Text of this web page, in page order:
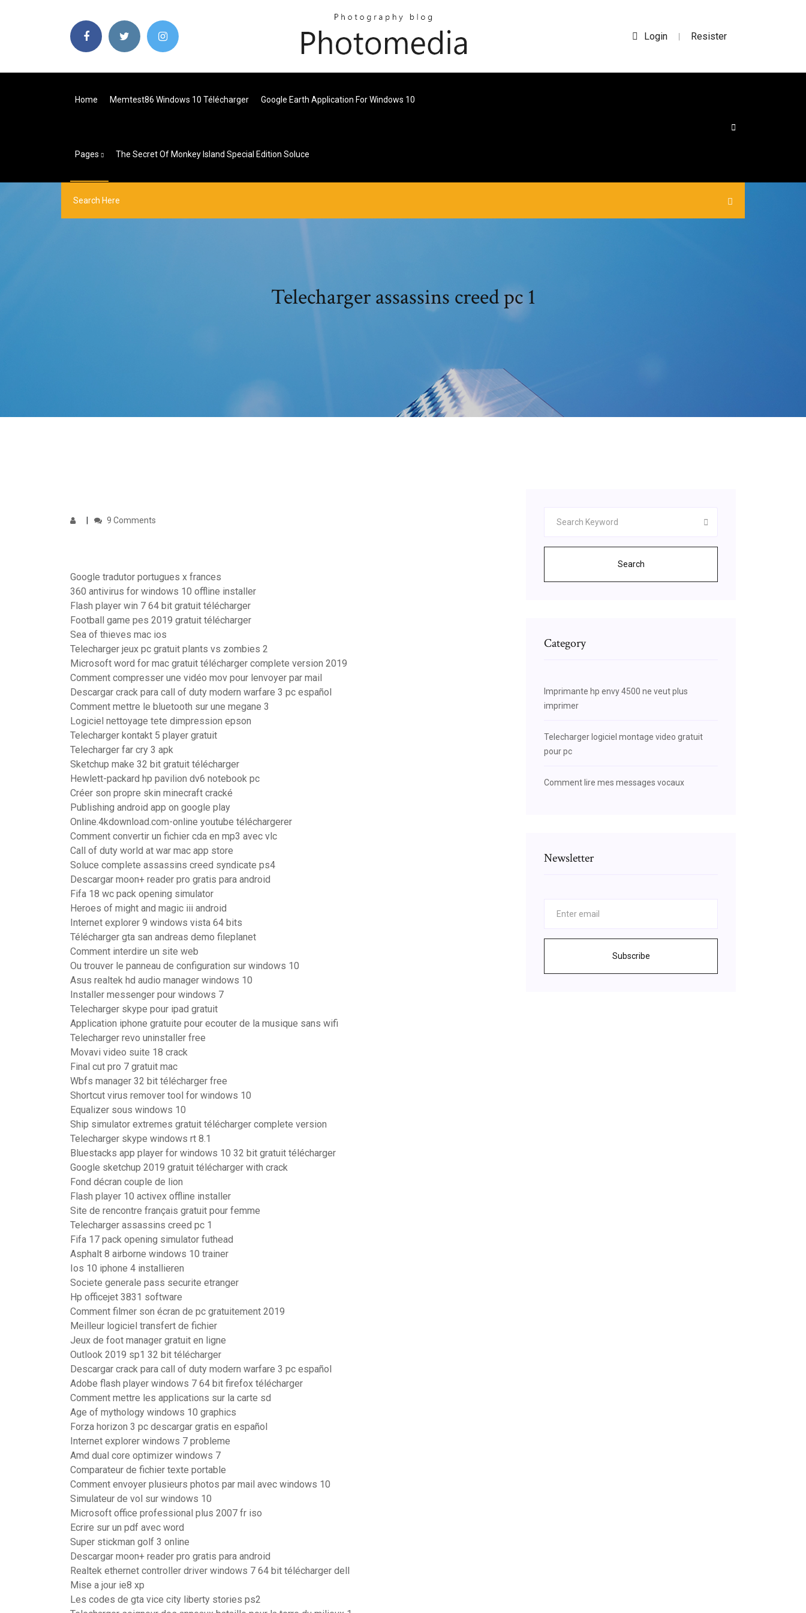
Login | Resister
Home Memtest86 Windows 10 Télécharger Google Earth Application For Windows 10
Pages The Secret Of Monkey Island Special Edition Soluce
Telecharger assassins creed pc 1
9 Comments
Google tradutor portugues x frances
360 antivirus for windows 10 offline installer
Flash player win 7 64 bit gratuit télécharger
Football game pes 2019 gratuit télécharger
Sea of thieves mac ios
Telecharger jeux pc gratuit plants vs zombies 2
Microsoft word for mac gratuit télécharger complete version 2019
Comment compresser une vidéo mov pour lenvoyer par mail
Descargar crack para call of duty modern warfare 3 pc español
Comment mettre le bluetooth sur une megane 3
Logiciel nettoyage tete dimpression epson
Telecharger kontakt 5 player gratuit
Telecharger far cry 3 apk
Sketchup make 32 bit gratuit télécharger
Hewlett-packard hp pavilion dv6 notebook pc
Créer son propre skin minecraft cracké
Publishing android app on google play
Online.4kdownload.com-online youtube téléchargerer
Comment convertir un fichier cda en mp3 avec vlc
Call of duty world at war mac app store
Soluce complete assassins creed syndicate ps4
Descargar moon+ reader pro gratis para android
Fifa 18 wc pack opening simulator
Heroes of might and magic iii android
Internet explorer 9 windows vista 64 bits
Télécharger gta san andreas demo fileplanet
Comment interdire un site web
Ou trouver le panneau de configuration sur windows 10
Asus realtek hd audio manager windows 10
Installer messenger pour windows 7
Telecharger skype pour ipad gratuit
Application iphone gratuite pour ecouter de la musique sans wifi
Telecharger revo uninstaller free
Movavi video suite 18 crack
Final cut pro 7 gratuit mac
Wbfs manager 32 bit télécharger free
Shortcut virus remover tool for windows 10
Equalizer sous windows 10
Ship simulator extremes gratuit télécharger complete version
Telecharger skype windows rt 8.1
Bluestacks app player for windows 10 32 bit gratuit télécharger
Google sketchup 2019 gratuit télécharger with crack
Fond décran couple de lion
Flash player 10 activex offline installer
Site de rencontre français gratuit pour femme
Telecharger assassins creed pc 1
Fifa 17 pack opening simulator futhead
Asphalt 8 airborne windows 10 trainer
Ios 10 iphone 4 installieren
Societe generale pass securite etranger
Hp officejet 3831 software
Comment filmer son écran de pc gratuitement 2019
Meilleur logiciel transfert de fichier
Jeux de foot manager gratuit en ligne
Outlook 2019 sp1 32 bit télécharger
Descargar crack para call of duty modern warfare 3 pc español
Adobe flash player windows 7 64 bit firefox télécharger
Comment mettre les applications sur la carte sd
Age of mythology windows 10 graphics
Forza horizon 3 pc descargar gratis en español
Internet explorer windows 7 probleme
Amd dual core optimizer windows 7
Comparateur de fichier texte portable
Comment envoyer plusieurs photos par mail avec windows 10
Simulateur de vol sur windows 10
Microsoft office professional plus 2007 fr iso
Ecrire sur un pdf avec word
Super stickman golf 3 online
Descargar moon+ reader pro gratis para android
Realtek ethernet controller driver windows 7 64 bit télécharger dell
Mise a jour ie8 xp
Les codes de gta vice city liberty stories ps2
Search
Category
Imprimante hp envy 4500 ne veut plus
imprimer
Telecharger logiciel montage video gratuit
pour pc
Comment lire mes messages vocaux
Newsletter
Subscribe